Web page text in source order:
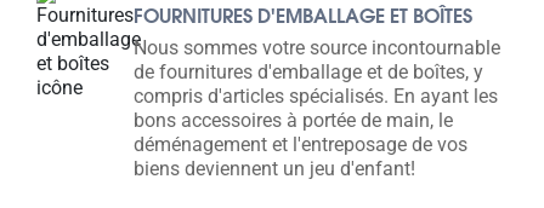
FOURNITURES D'EMBALLAGE ET BOÎTES
Nous sommes votre source incontournable
de fournitures d'emballage et de boîtes, y
compris d'articles spécialisés. En ayant les
bons accessoires à portée de main, le
déménagement et l'entreposage de vos
biens deviennent un jeu d'enfant!